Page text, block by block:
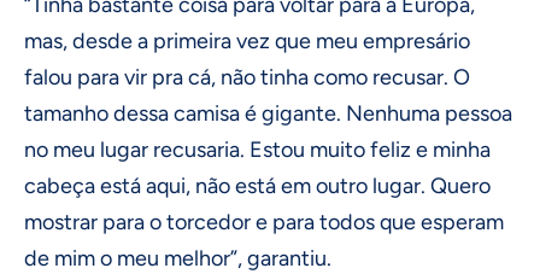
mas, desde a primeira vez que meu empresário
falou para vir pra cá, não tinha como recusar. O
tamanho dessa camisa é gigante. Nenhuma pessoa
no meu lugar recusaria. Estou muito feliz e minha
cabeça está aqui, não está em outro lugar. Quero
mostrar para o torcedor e para todos que esperam
de mim o meu melhor”, garantiu.